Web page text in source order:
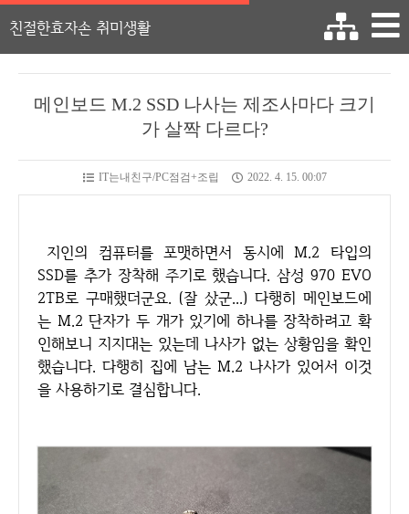
친절한효자손 취미생활
메인보드 M.2 SSD 나사는 제조사마다 크기
가 살짝 다르다?
IT는내친구/PC점검+조립 2022. 4. 15. 00:07
지인의 컴퓨터를 포맷하면서 동시에 M.2 타입의
SSD를 추가 장착해 주기로 했습니다. 삼성 970 EVO
2TB로 구매했더군요. (잘 샀군...) 다행히 메인보드에
는 M.2 단자가 두 개가 있기에 하나를 장착하려고 확
인해보니 지지대는 있는데 나사가 없는 상황임을 확인
했습니다. 다행히 집에 남는 M.2 나사가 있어서 이것
을 사용하기로 결심합니다.